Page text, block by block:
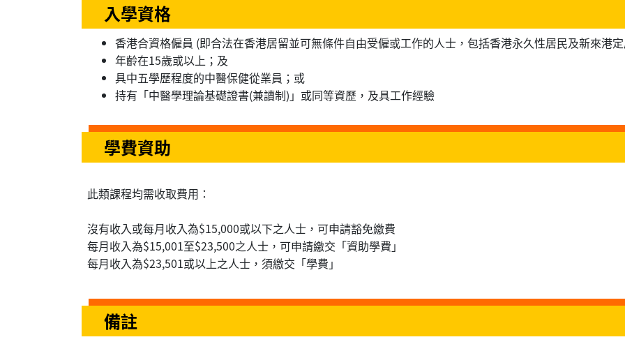
入學資格
香港合資格僱員 (即合法在香港居留並可無條件自由受僱或工作的人士，包括香港永久性居民及新來港
年齡在15歲或以上；及
具中五學歷程度的中醫保健從業員；或
持有「中醫學理論基礎證書(兼讀制)」或同等資歷，及具工作經驗
學費資助
此類課程均需收取費用：
沒有收入或每月收入為$15,000或以下之人士，可申請豁免繳費
每月收入為$15,001至$23,500之人士，可申請繳交「資助學費」
每月收入為$23,501或以上之人士，須繳交「學費」
備註